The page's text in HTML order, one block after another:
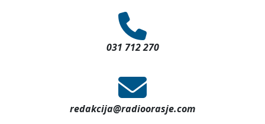
031 712 270
redakcija@radioorasje.com